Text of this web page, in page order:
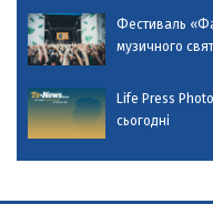
Фестиваль
музичного
Life Press
сьогодні